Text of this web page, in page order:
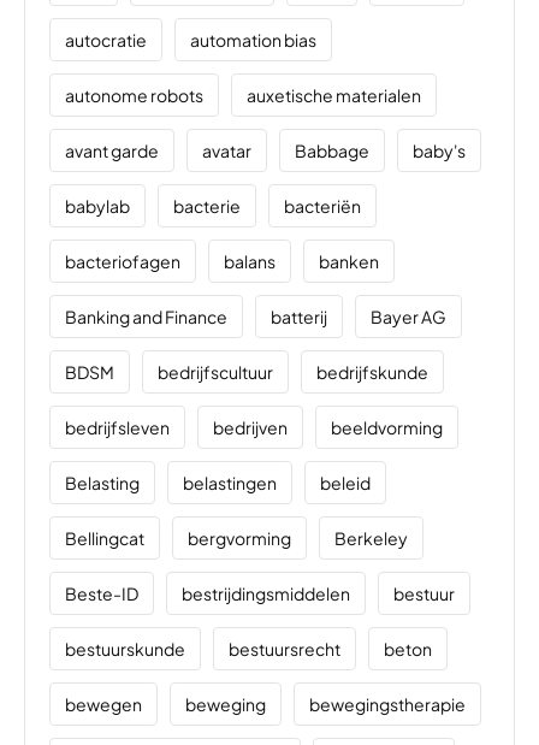
autocratie automation bias
autonome robots auxetische materialen
avant garde avatar Babbage baby's
babylab bacterie bacteriën
bacteriofagen balans banken
Banking and Finance batterij Bayer AG
BDSM bedrijfscultuur bedrijfskunde
bedrijfsleven bedrijven beeldvorming
Belasting belastingen beleid
Bellingcat bergvorming Berkeley
Beste-ID bestrijdingsmiddelen bestuur
bestuurskunde bestuursrecht beton
bewegen beweging bewegingstherapie